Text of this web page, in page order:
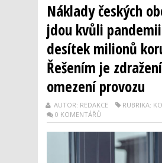
Náklady českých
jdou kvůli
desítek milionů
Řešením je
omezení provozu
AUTOR: REDAKCE
RUBRIKA:
0 KOMENTÁŘŮ